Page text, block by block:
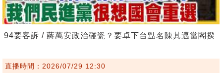
94要客訴 / 蔣萬安政治碰瓷？要卓下台點名陳其邁當閣揆
直播時間：2026/07/29 12:30